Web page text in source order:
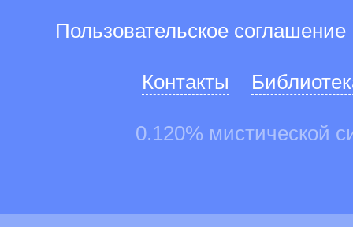
Пользовательское соглашение
Контакты
0.120% мистической